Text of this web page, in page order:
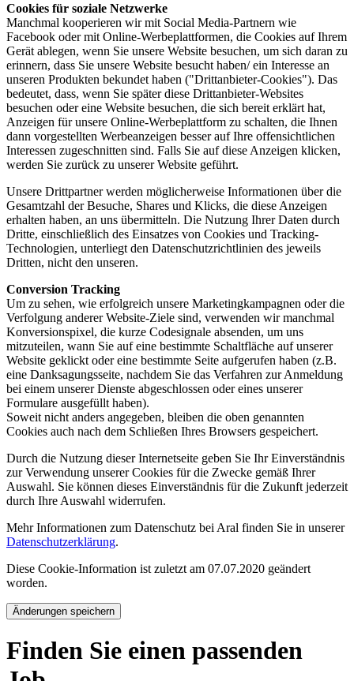
Cookies für soziale Netzwerke
Manchmal kooperieren wir mit Social Media-Partnern wie
Facebook oder mit Online-Werbeplattformen, die Cookies auf Ihrem
Gerät ablegen, wenn Sie unsere Website besuchen, um sich daran zu
erinnern, dass Sie unsere Website besucht haben/ ein Interesse an
unseren Produkten bekundet haben ("Drittanbieter-Cookies"). Das
bedeutet, dass, wenn Sie später diese Drittanbieter-Websites
besuchen oder eine Website besuchen, die sich bereit erklärt hat,
Anzeigen für unsere Online-Werbeplattform zu schalten, die Ihnen
dann vorgestellten Werbeanzeigen besser auf Ihre offensichtlichen
Interessen zugeschnitten sind. Falls Sie auf diese Anzeigen klicken,
werden Sie zurück zu unserer Website geführt.
Unsere Drittpartner werden möglicherweise Informationen über die
Gesamtzahl der Besuche, Shares und Klicks, die diese Anzeigen
erhalten haben, an uns übermitteln. Die Nutzung Ihrer Daten durch
Dritte, einschließlich des Einsatzes von Cookies und Tracking-
Technologien, unterliegt den Datenschutzrichtlinien des jeweils
Dritten, nicht den unseren.
Conversion Tracking
Um zu sehen, wie erfolgreich unsere Marketingkampagnen oder die
Verfolgung anderer Website-Ziele sind, verwenden wir manchmal
Konversionspixel, die kurze Codesignale absenden, um uns
mitzuteilen, wann Sie auf eine bestimmte Schaltfläche auf unserer
Website geklickt oder eine bestimmte Seite aufgerufen haben (z.B.
eine Danksagungsseite, nachdem Sie das Verfahren zur Anmeldung
bei einem unserer Dienste abgeschlossen oder eines unserer
Formulare ausgefüllt haben).
Soweit nicht anders angegeben, bleiben die oben genannten
Cookies auch nach dem Schließen Ihres Browsers gespeichert.
Durch die Nutzung dieser Internetseite geben Sie Ihr Einverständnis
zur Verwendung unserer Cookies für die Zwecke gemäß Ihrer
Auswahl. Sie können dieses Einverständnis für die Zukunft jederzeit
durch Ihre Auswahl widerrufen.
Mehr Informationen zum Datenschutz bei Aral finden Sie in unserer
Datenschutzerklärung.
Diese Cookie-Information ist zuletzt am 07.07.2020 geändert
worden.
Änderungen speichern
Finden Sie einen passenden